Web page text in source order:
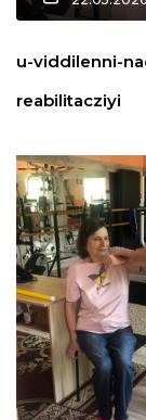
u-viddilenni-
reabilitacziyi